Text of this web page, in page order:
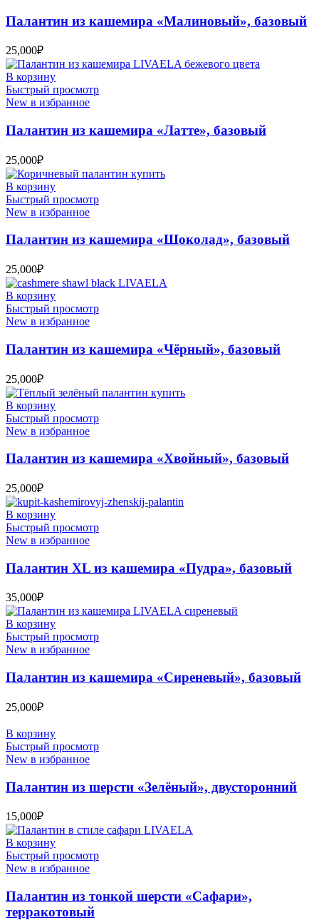
Палантин из кашемира «Малиновый», базовый
25,000₽
В корзину
Быстрый просмотр
New в избранное
Палантин из кашемира «Латте», базовый
25,000₽
В корзину
Быстрый просмотр
New в избранное
Палантин из кашемира «Шоколад», базовый
25,000₽
В корзину
Быстрый просмотр
New в избранное
Палантин из кашемира «Чёрный», базовый
25,000₽
В корзину
Быстрый просмотр
New в избранное
Палантин из кашемира «Хвойный», базовый
25,000₽
В корзину
Быстрый просмотр
New в избранное
Палантин XL из кашемира «Пудра», базовый
35,000₽
В корзину
Быстрый просмотр
New в избранное
Палантин из кашемира «Сиреневый», базовый
25,000₽
В корзину
Быстрый просмотр
New в избранное
Палантин из шерсти «Зелёный», двусторонний
15,000₽
В корзину
Быстрый просмотр
New в избранное
Палантин из тонкой шерсти «Сафари»,
терракотовый